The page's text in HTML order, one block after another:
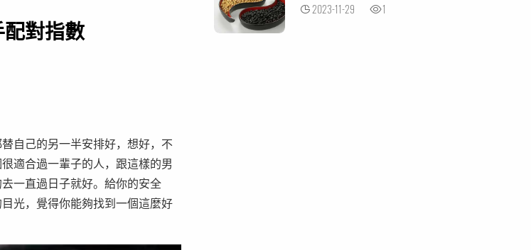
對指數
自己的另一半安排好，想好，不
適合過一輩子的人，跟這樣的男
一直過日子就好。給你的安全
光，覺得你能夠找到一個這麼好
2023-11-29 1